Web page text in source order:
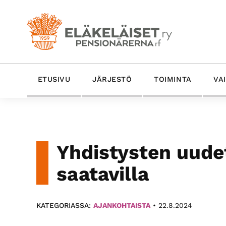
ensisijaiseen
valikkoon
pääsisältöön
ensisijaiseen
sivupalkkiin
alatunnisteeseen
Eläkeläiset
Ry
Rf
Eläkeläiset
on
etujärjestö
yhdessä­
Edistämme
ETUSIVU JÄRJESTÖ TOIMINTA
Yhdistysten
saatavilla
KATEGORIASSA: AJANKOHTAISTA • 22.8.2024